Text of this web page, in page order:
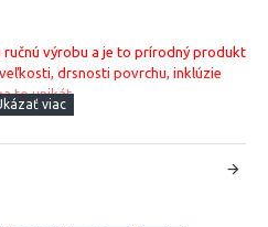
ručnú výrobu a je to prírodný produkt
drsnosti povrchu, inklúzie
to unikát.